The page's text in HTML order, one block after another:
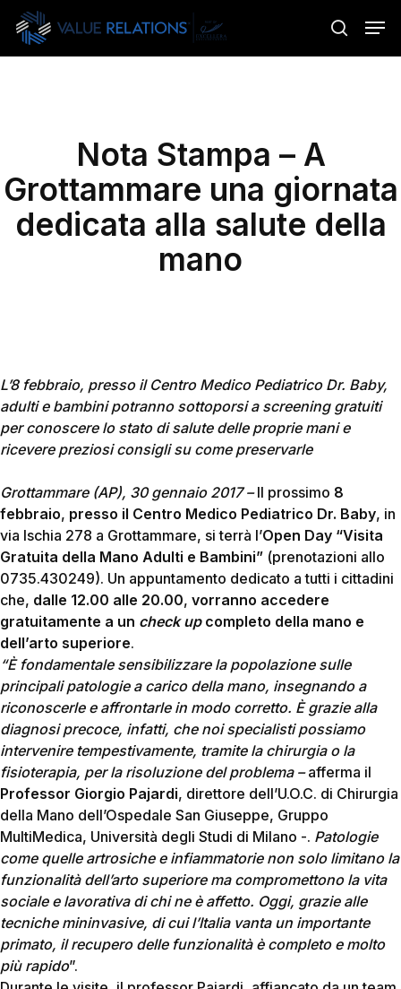
Skip
main
search
Nota Stampa – A
Grottammare una giornata
dedicata alla salute della
mano
L’8 febbraio, presso il Centro Medico Pediatrico Dr. Baby,
adulti e bambini potranno sottoporsi a screening gratuiti
per conoscere lo stato di salute delle proprie mani e
ricevere preziosi consigli su come preservarle
Grottammare (AP), 30 gennaio 2017 –Il prossimo 8
febbraio, presso il Centro Medico Pediatrico Dr. Baby, in
via Ischia 278 a Grottammare, si terrà l’Open Day “Visita
Gratuita della Mano Adulti e Bambini” (prenotazioni allo
0735.430249). Un appuntamento dedicato a tutti i cittadini
che, dalle 12.00 alle 20.00, vorranno accedere
gratuitamente a un check upcompleto della mano e
dell’arto superiore.
“È fondamentale sensibilizzare la popolazione sulle
principali patologie a carico della mano, insegnando a
riconoscerle e affrontarle in modo corretto. È grazie alla
diagnosi precoce, infatti, che noi specialisti possiamo
intervenire tempestivamente, tramite la chirurgia o la
fisioterapia, per la risoluzione del problema –afferma il
Professor Giorgio Pajardi, direttore dell’U.O.C. di Chirurgia
della Mano dell’Ospedale San Giuseppe, Gruppo
MultiMedica, Università degli Studi di Milano -. Patologie
come quelle artrosiche e infiammatorie non solo limitano la
funzionalità dell’arto superiore ma compromettono la vita
sociale e lavorativa di chi ne è affetto. Oggi, grazie alle
tecniche mininvasive, di cui l’Italia vanta un importante
primato, il recupero delle funzionalità è completo e molto
più rapido”.